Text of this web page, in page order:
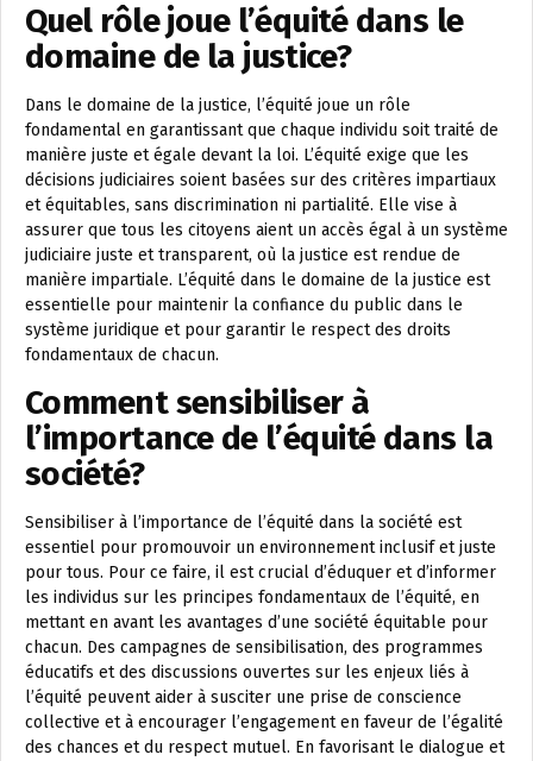
Quel rôle joue l’équité dans le
domaine de la justice?
Dans le domaine de la justice, l’équité joue un rôle
fondamental en garantissant que chaque individu soit traité de
manière juste et égale devant la loi. L’équité exige que les
décisions judiciaires soient basées sur des critères impartiaux
et équitables, sans discrimination ni partialité. Elle vise à
assurer que tous les citoyens aient un accès égal à un système
judiciaire juste et transparent, où la justice est rendue de
manière impartiale. L’équité dans le domaine de la justice est
essentielle pour maintenir la confiance du public dans le
système juridique et pour garantir le respect des droits
fondamentaux de chacun.
Comment sensibiliser à
l’importance de l’équité dans la
société?
Sensibiliser à l’importance de l’équité dans la société est
essentiel pour promouvoir un environnement inclusif et juste
pour tous. Pour ce faire, il est crucial d’éduquer et d’informer
les individus sur les principes fondamentaux de l’équité, en
mettant en avant les avantages d’une société équitable pour
chacun. Des campagnes de sensibilisation, des programmes
éducatifs et des discussions ouvertes sur les enjeux liés à
l’équité peuvent aider à susciter une prise de conscience
collective et à encourager l’engagement en faveur de l’égalité
des chances et du respect mutuel. En favorisant le dialogue et